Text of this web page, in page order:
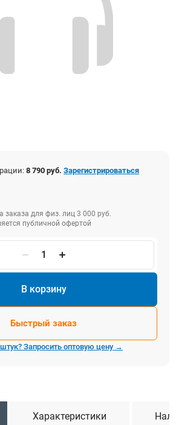
8 790 руб. Зарегистрироваться
для физ. лиц 3 000 руб.
публичной офертой
В корзину
Быстрый заказ
Запросить оптовую цену →
Характеристики